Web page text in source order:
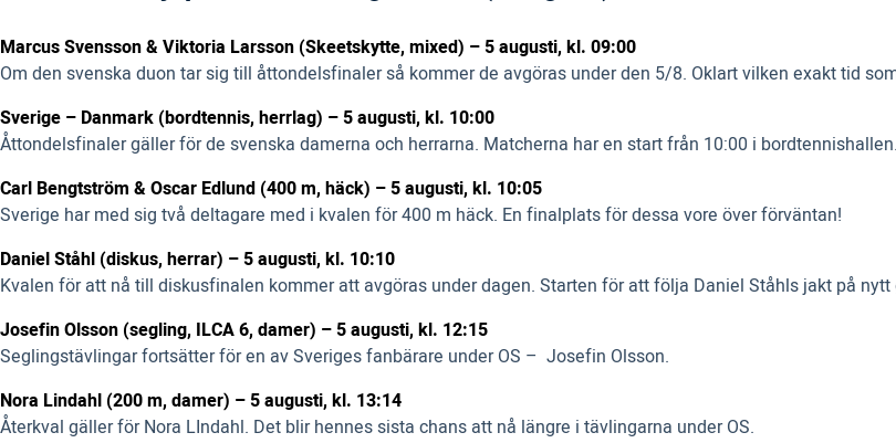
Marcus Svensson & Viktoria Larsson (Skeetskytte, mixed) – 5 augusti, kl. 09:00
Om den svenska duon tar sig till åttondelsfinaler så kommer de avgöras under den 5/8. Oklart vilken exakt tid
Sverige – Danmark (bordtennis, herrlag) – 5 augusti, kl. 10:00
Åttondelsfinaler gäller för de svenska damerna och herrarna. Matcherna har en start från 10:00 i
Carl Bengtström & Oscar Edlund (400 m, häck) – 5 augusti, kl. 10:05
Sverige har med sig två deltagare med i kvalen för 400 m häck. En finalplats för dessa vore över förväntan!
Daniel Ståhl (diskus, herrar) – 5 augusti, kl. 10:10
Kvalen för att nå till diskusfinalen kommer att avgöras under dagen. Starten för att följa Daniel Ståhls jakt på nytt
Josefin Olsson (segling, ILCA 6, damer) – 5 augusti, kl. 12:15
Seglingstävlingar fortsätter för en av Sveriges fanbärare under OS – Josefin Olsson.
Nora Lindahl (200 m, damer) – 5 augusti, kl. 13:14
Återkval gäller för Nora LIndahl. Det blir hennes sista chans att nå längre i tävlingarna under OS.